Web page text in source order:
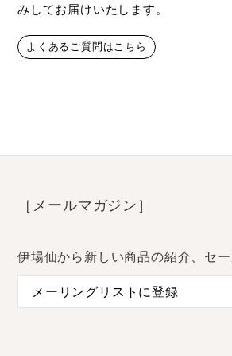
みしてお届けいたします。
よくあるご質問はこちら
［メールマガジン］
伊場仙から新しい商品の紹介、セ